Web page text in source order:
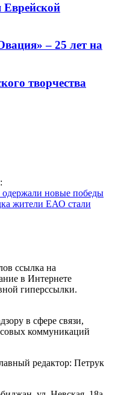
Еврейской
– 25 лет на
творчества
новые победы
жители ЕАО стали
ссылка на
в Интернете
гиперссылки.
в сфере связи,
коммуникаций
редактор: Петрук